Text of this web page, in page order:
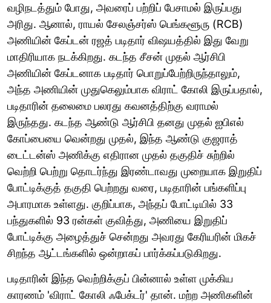
வழிநடத்தும் போது, அவரைப் பற்றிப் பேசாமல் இருப்பது
அரிது. ஆனால், ராயல் சேலஞ்சர்ஸ் பெங்களூரு (RCB)
அணியின் கேப்டன் ரஜத் படிதார் விஷயத்தில் இது வேறு
மாதிரியாக நடக்கிறது. கடந்த சீசன் முதல் ஆர்சிபி
அணியின் கேப்டனாக படிதார் பொறுப்பேற்றிருந்தாலும்,
அந்த அணியின் முதுகெலும்பாக விராட் கோலி இருப்பதால்,
படிதாரின் தலைமை பலரது கவனத்திற்கு வராமல்
இருந்தது. கடந்த ஆண்டு ஆர்சிபி தனது முதல் ஐபிஎல்
கோப்பையை வென்றது முதல், இந்த ஆண்டு குஜராத்
டைட்டன்ஸ் அணிக்கு எதிரான முதல் தகுதிச் சுற்றில்
வெற்றி பெற்று தொடர்ந்து இரண்டாவது முறையாக இறுதிப்
போட்டிக்குத் தகுதி பெற்றது வரை, படிதாரின் பங்களிப்பு
அபாரமாக உள்ளது. குறிப்பாக, அந்தப் போட்டியில் 33
பந்துகளில் 93 ரன்கள் குவித்து, அணியை இறுதிப்
போட்டிக்கு அழைத்துச் சென்றது அவரது கேரியரின் மிகச்
சிறந்த ஆட்டங்களில் ஒன்றாகப் பார்க்கப்படுகிறது.
படிதாரின் இந்த வெற்றிக்குப் பின்னால் உள்ள முக்கிய
காரணம் 'விராட் கோலி ஃபேக்டர்' தான். மற்ற அணிகளின்